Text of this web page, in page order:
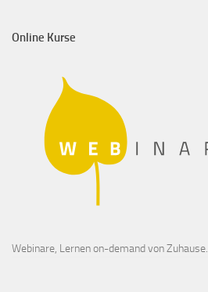
Online Kurse
Webinare, Lernen on-demand von Zuhause.